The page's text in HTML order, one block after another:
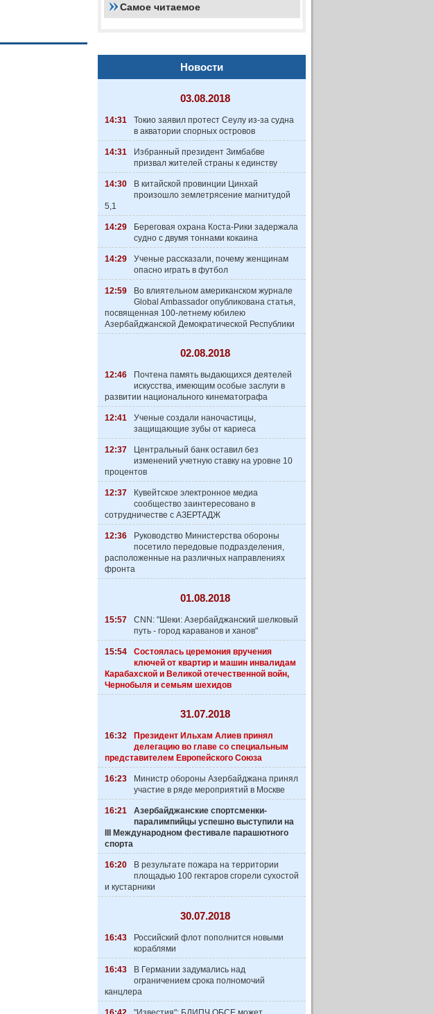
Самое читаемое
Новости
03.08.2018
14:31
Токио заявил протест Сеулу из-за судна
в акватории спорных островов
14:31
Избранный президент Зимбабве
призвал жителей страны к единству
14:30
В китайской провинции Цинхай
произошло землетрясение магнитудой
5,1
14:29
Береговая охрана Коста-Рики задержала
судно с двумя тоннами кокаина
14:29
Ученые рассказали, почему женщинам
опасно играть в футбол
12:59
Во влиятельном американском журнале
Global Ambassador опубликована статья,
посвященная 100-летнему юбилею
Азербайджанской Демократической Республики
02.08.2018
12:46
Почтена память выдающихся деятелей
искусства, имеющим особые заслуги в
развитии национального кинематографа
12:41
Ученые создали наночастицы,
защищающие зубы от кариеса
12:37
Центральный банк оставил без
изменений учетную ставку на уровне 10
процентов
12:37
Кувейтское электронное медиа
сообщество заинтеpесовано в
сотрудничестве с АЗЕРТАДЖ
12:36
Руководство Министерства обороны
посетило передовые подразделения,
расположенные на различных направлениях
фронта
01.08.2018
15:57
CNN: "Шеки: Азербайджанский шелковый
путь - город караванов и ханов"
15:54
Состоялась церемония вручения
ключей от квартир и машин инвалидам
Карабахской и Великой отечественной войн,
Чернобыля и семьям шехидов
31.07.2018
16:32
Президент Ильхам Алиев принял
делегацию во главе со специальным
представителем Европейского Союза
16:23
Министр обороны Азербайджана принял
участие в ряде мероприятий в Москве
16:21
Азербайджанские спортсменки-
паралимпийцы успешно выступили на
III Международном фестивале парашютного
спорта
16:20
В результате пожара на территории
площадью 100 гектаров сгорели сухостой
и кустарники
30.07.2018
16:43
Российский флот пополнится новыми
кораблями
16:43
В Германии задумались над
ограничением срока полномочий
канцлера